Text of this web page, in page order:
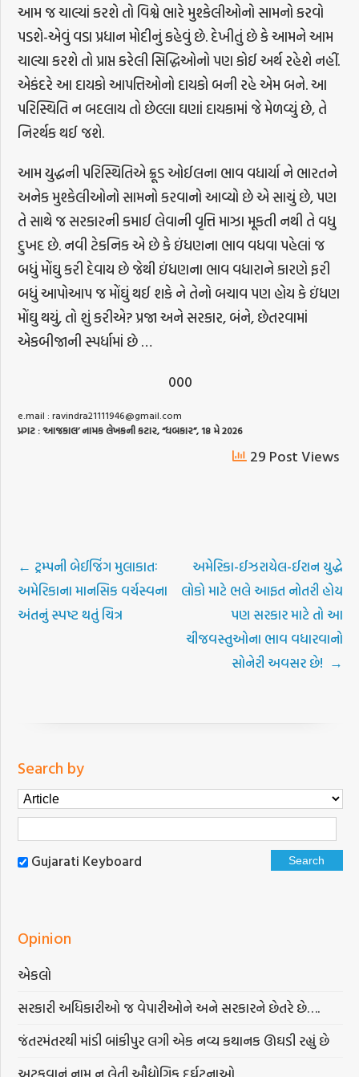
આમ જ ચાલ્યાં કરશે તો વિશ્વે ભારે મુશ્કેલીઓનો સામનો કરવો
પડશે-એવું વડા પ્રધાન મોદીનું કહેવું છે. દેખીતું છે કે આમને આમ
ચાલ્યા કરશે તો પ્રાપ્ત કરેલી સિદ્ધિઓનો પણ કોઈ અર્થ રહેશે નહીં.
એકંદરે આ દાયકો આપત્તિઓનો દાયકો બની રહે એમ બને. આ
પરિસ્થિતિ ન બદલાય તો છેલ્લા ઘણાં દાયકામાં જે મેળવ્યું છે, તે
નિરર્થક થઈ જશે.
આમ યુદ્ધની પરિસ્થિતિએ ક્રૂડ ઓઈલના ભાવ વધાર્યા ને ભારતને
અનેક મુશ્કેલીઓનો સામનો કરવાનો આવ્યો છે એ સાચું છે, પણ
તે સાથે જ સરકારની કમાઈ લેવાની વૃત્તિ માઝા મૂકતી નથી તે વધુ
દુખદ છે. નવી ટેકનિક એ છે કે ઇંધણના ભાવ વધવા પહેલાં જ
બધું મોંઘુ કરી દેવાય છે જેથી ઇંધણના ભાવ વધારાને કારણે ફરી
બધું આપોઆપ જ મોંઘું થઈ શકે ને તેનો બચાવ પણ હોય કે ઇંધણ
મોંઘુ થયું, તો શું કરીએ? પ્રજા અને સરકાર, બંને, છેતરવામાં
એકબીજાની સ્પર્ધામાં છે …
000
e.mail :ravindra21111946@gmail.com
પ્રગટ : ‘આજકાલ’નામકલેખકનીકટાર, “ધબકાર”, 18મે2026
29 Post Views
← ટ્રમ્પની બેઈજિંગ મુલાકાતઃ
અમેરિકાના માનસિક વર્ચસ્વના
અંતનું સ્પષ્ટ થતું ચિત્ર
અમેરિકા-ઈઝરાયેલ-ઈરાન યુદ્ધે
લોકો માટે ભલે આફત નોતરી હોય
પણ સરકાર માટે તો આ
ચીજવસ્તુઓના ભાવ વધારવાનો
સોનેરી અવસર છે! →
Search by
Gujarati Keyboard
Opinion
એકલો
સરકારી અધિકારીઓ જ વેપારીઓને અને સરકારને છેતરે છે….
જંતરમંતરથી માંડી બાંકીપુર લગી એક નવ્ય કથાનક ઊઘડી રહ્યું છે